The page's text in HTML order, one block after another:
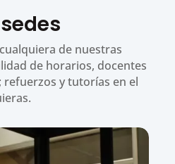
de nuestras
de horarios, docentes
y tutorías en el